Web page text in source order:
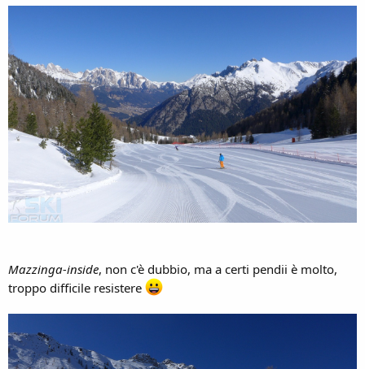
Mazzinga-inside, non c'è dubbio, ma a certi pendii è molto,
troppo difficile resistere